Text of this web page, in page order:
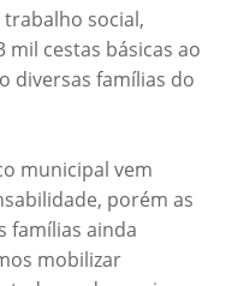
social,
cestas básicas ao
diversas famílias do
municipal vem
porém as
famílias ainda
mobilizar